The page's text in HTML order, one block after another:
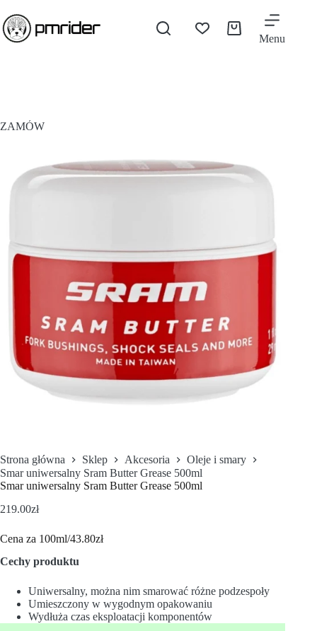
Menu
ZAMÓW
Strona główna Sklep Akcesoria
Oleje i smary
Smar uniwersalny Sram Butter Grease 500ml
Smar uniwersalny Sram Butter Grease 500ml
219.00zł
Cena za 100ml/43.80zł
Cechy produktu
Uniwersalny, można nim smarować różne podzespoły
Umieszczony w wygodnym opakowaniu
Wydłuża czas eksploatacji komponentów